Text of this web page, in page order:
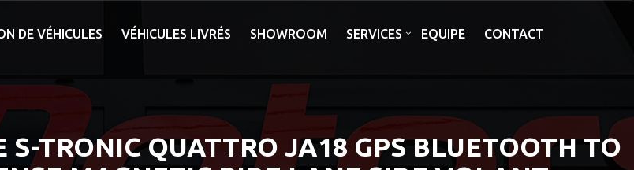
DE VÉHICULES VÉHICULES LIVRÉS SHOWROOM SERVICES EQUIPE CONTACT
TRONIC QUATTRO JA18 GPS BLUETOOTH TO